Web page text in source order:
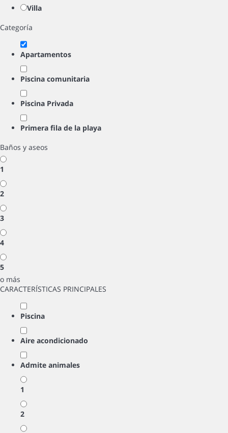
Villa
Categoría
Apartamentos
Piscina comunitaria
Piscina Privada
Primera fila de la playa
Baños y aseos
1
2
3
4
5
o más
CARACTERÍSTICAS PRINCIPALES
Piscina
Aire acondicionado
Admite animales
1
2